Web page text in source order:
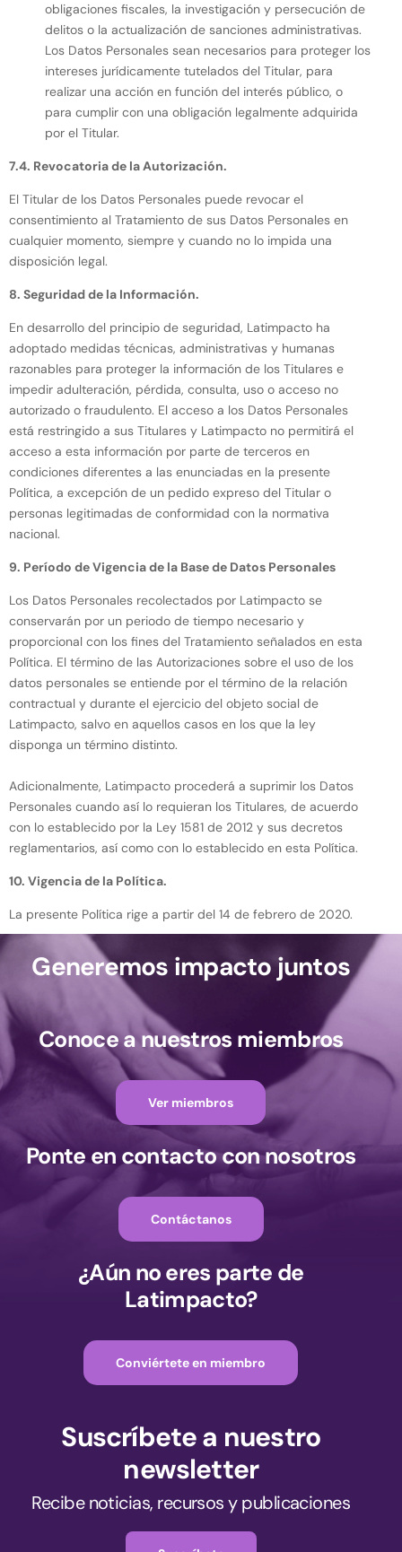
obligaciones fiscales, la investigación y persecución de
delitos o la actualización de sanciones administrativas.
Los Datos Personales sean necesarios para proteger los
intereses jurídicamente tutelados del Titular, para
realizar una acción en función del interés público, o
para cumplir con una obligación legalmente adquirida
por el Titular.
7.4. Revocatoria de la Autorización.
El Titular de los Datos Personales puede revocar el
consentimiento al Tratamiento de sus Datos Personales en
cualquier momento, siempre y cuando no lo impida una
disposición legal.
8. Seguridad de la Información.
En desarrollo del principio de seguridad, Latimpacto ha
adoptado medidas técnicas, administrativas y humanas
razonables para proteger la información de los Titulares e
impedir adulteración, pérdida, consulta, uso o acceso no
autorizado o fraudulento. El acceso a los Datos Personales
está restringido a sus Titulares y Latimpacto no permitirá el
acceso a esta información por parte de terceros en
condiciones diferentes a las enunciadas en la presente
Política, a excepción de un pedido expreso del Titular o
personas legitimadas de conformidad con la normativa
nacional.
9. Período de Vigencia de la Base de Datos Personales
Los Datos Personales recolectados por Latimpacto se
conservarán por un periodo de tiempo necesario y
proporcional con los fines del Tratamiento señalados en esta
Política. El término de las Autorizaciones sobre el uso de los
datos personales se entiende por el término de la relación
contractual y durante el ejercicio del objeto social de
Latimpacto, salvo en aquellos casos en los que la ley
disponga un término distinto.
Adicionalmente, Latimpacto procederá a suprimir los Datos
Personales cuando así lo requieran los Titulares, de acuerdo
con lo establecido por la Ley 1581 de 2012 y sus decretos
reglamentarios, así como con lo establecido en esta Política.
10. Vigencia de la Política.
La presente Política rige a partir del 14 de febrero de 2020.
Generemos impacto juntos
Conoce a nuestros miembros
Ver miembros
Ponte en contacto con nosotros
Contáctanos
¿Aún no eres parte de
Latimpacto?
Conviértete en miembro
Suscríbete a nuestro
newsletter
Recibe noticias, recursos y publicaciones